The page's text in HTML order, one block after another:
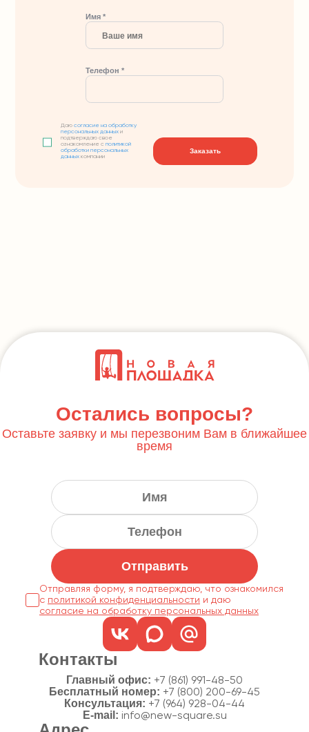
Имя *
Телефон *
Даюсогласие на обработку
персональных данных и
подтверждаю свое
ознакомление сполитикой
обработки персональных
данных компании
Заказать
Остались вопросы?
Оставьте заявку и мы перезвоним Вам в ближайшее
время
Отправить
Отправляя форму, я подтверждаю, что ознакомился
с политикой конфиденциальности
согласие на обработку персональных данных
Контакты
Главный офис: +7 (861) 991-48-50
Бесплатный номер: +7 (800) 200-69-45
Консультация: +7 (964) 928-04-44
E-mail: info@new-square.su